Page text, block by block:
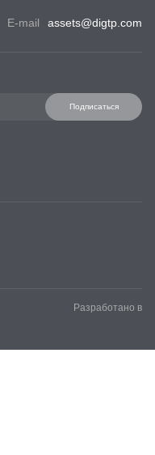
E-mail assets@digtp.com
Подписаться
Разработано в